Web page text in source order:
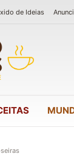
de Ideias